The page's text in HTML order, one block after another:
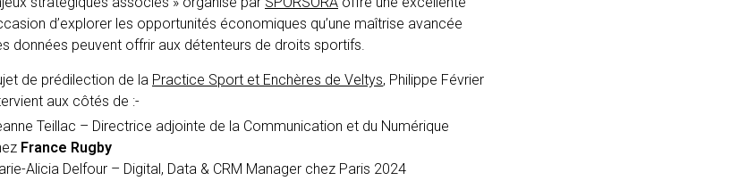
d’explorer les opportunités économiques qu’une maîtrise avancée
données peuvent offrir aux détenteurs de droits sportifs.
de prédilection de la Practice Sport et Enchères de Veltys, Philippe Février
aux côtés de :-
Teillac – Directrice adjointe de la Communication et du Numérique
France Rugby
Alicia Delfour – Digital, Data & CRM Manager chez Paris 2024